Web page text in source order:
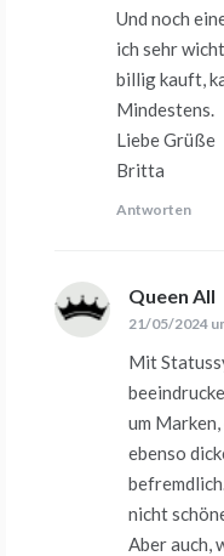
Und noch
ich sehr
billig kauft,
Mindestens.
Liebe Grüße
Britta
Antworten
Queen All
21/05/2024
Mit
um
ebenso
nicht
Aber auch,